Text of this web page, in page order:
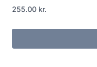
255.00 kr.